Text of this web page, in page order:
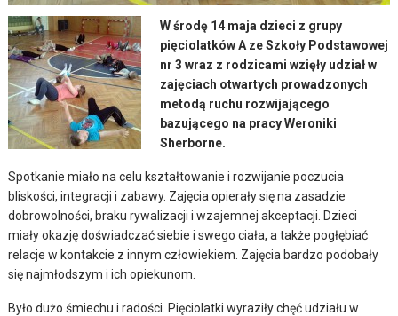
W środę 14 maja dzieci z grupy
pięciolatków A ze Szkoły Podstawowej
nr 3 wraz z rodzicami wzięły udział w
zajęciach otwartych prowadzonych
metodą ruchu rozwijającego
bazującego na pracy Weroniki
Sherborne.
Spotkanie miało na celu kształtowanie i rozwijanie poczucia
bliskości, integracji i zabawy. Zajęcia opierały się na zasadzie
dobrowolności, braku rywalizacji i wzajemnej akceptacji. Dzieci
miały okazję doświadczać siebie i swego ciała, a także pogłębiać
relacje w kontakcie z innym człowiekiem. Zajęcia bardzo podobały
się najmłodszym i ich opiekunom.
Było dużo śmiechu i radości. Pięciolatki wyraziły chęć udziału w